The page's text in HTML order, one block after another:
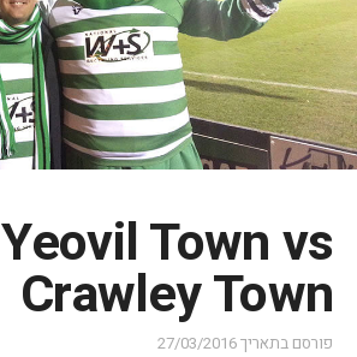
Yeovil Town vs
Crawley Town
פורסם בתאריך27/03/2016